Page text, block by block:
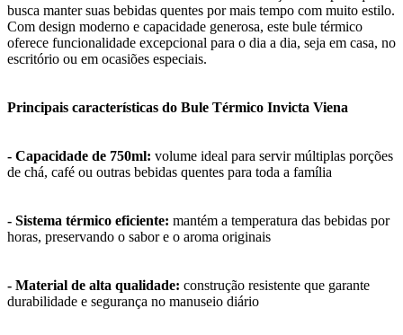
busca manter suas bebidas quentes por mais tempo com muito estilo.
Com design moderno e capacidade generosa, este bule térmico
oferece funcionalidade excepcional para o dia a dia, seja em casa, no
escritório ou em ocasiões especiais.
Principais características do Bule Térmico Invicta Viena
- Capacidade de 750ml: volume ideal para servir múltiplas porções
de chá, café ou outras bebidas quentes para toda a família
- Sistema térmico eficiente: mantém a temperatura das bebidas por
horas, preservando o sabor e o aroma originais
- Material de alta qualidade: construção resistente que garante
durabilidade e segurança no manuseio diário